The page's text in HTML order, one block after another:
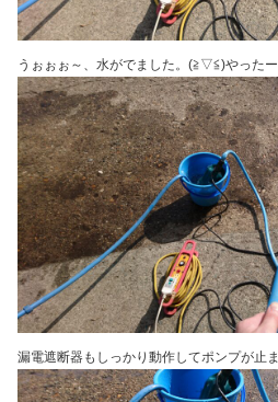
うぉぉぉ～、水がでました。(≧▽≦)やったー
漏電遮断器もしっかり動作してポンプが止